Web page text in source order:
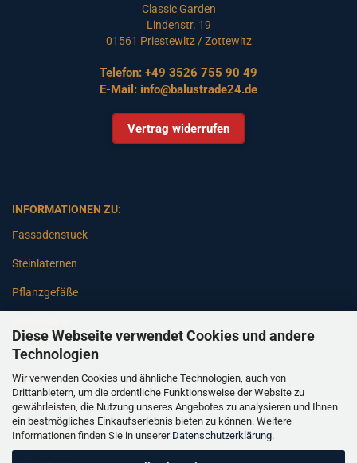
Diese Webseite verwendet Cookies und andere
Technologien
Wir verwenden Cookies und ähnliche Technologien, auch von
Drittanbietern, um die ordentliche Funktionsweise der Website zu
gewährleisten, die Nutzung unseres Angebotes zu analysieren und Ihnen
ein bestmögliches Einkaufserlebnis bieten zu können. Weitere
Informationen finden Sie in unserer Datenschutzerklärung.
Classic Garden
Lindenstr. 19
01561 Priestewitz / Zottewitz
Telefon: +49 3526 755 90 49
E-Mail: info@balustrade24.de
Vertrag widerrufen
INFORMATIONEN ZU:
Fassadenstuck
Steinlaternen
Pflanzgefäße
Gartenbänke
Pfeiler
Gartenbrunnen
Gartenfiguren